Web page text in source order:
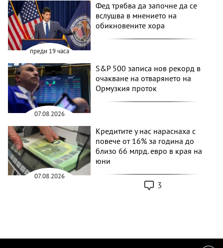
преди 19 часа
Фед трябва да започне да се
вслушва в мнението на
обикновените хора
07.08.2026
S&P 500 записа нов рекорд в
очакване на отварянето на
Ормузкия проток
07.08.2026
Кредитите у нас нараснаха с
повече от 16% за година до
близо 66 млрд. евро в края на
юни
3